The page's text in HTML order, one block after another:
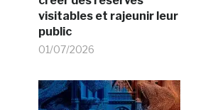
visitables et rajeunir leur
public
01/07/2026